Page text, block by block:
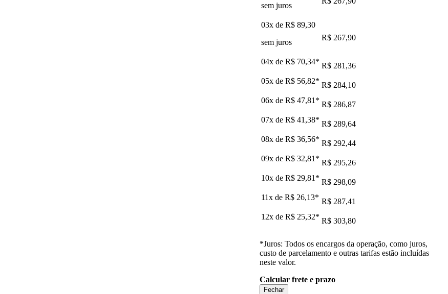
sem juros
03x de R$ 89,30
sem juros
R$ 267,90
04x de R$ 70,34* R$ 281,36
05x de R$ 56,82* R$ 284,10
06x de R$ 47,81 * R$ 286,87
07x de R$ 41,38* R$ 289,64
08x de R$ 36,56* R$ 292,44
09x de R$ 32,81 * R$ 295,26
10x de R$ 29,81 * R$ 298,09
11x de R$ 26,13* R$ 287,41
12x de R$ 25,32* R$ 303,80
*Juros: Todos os encargos da operação, como juros,
custo de parcelamento e outras tarifas estão incluídas
neste valor.
Calcular frete e prazo
Fechar